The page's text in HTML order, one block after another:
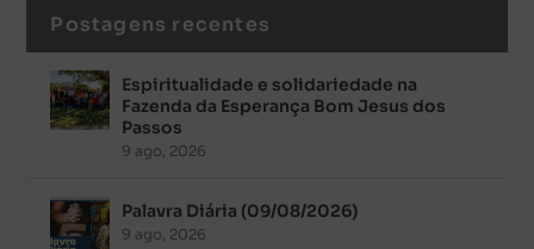
Postagens recentes
Espiritualidade e solidariedade na
Fazenda da Esperança Bom Jesus dos
Passos
9 ago, 2026
Palavra Diária (09/08/2026)
9 ago, 2026